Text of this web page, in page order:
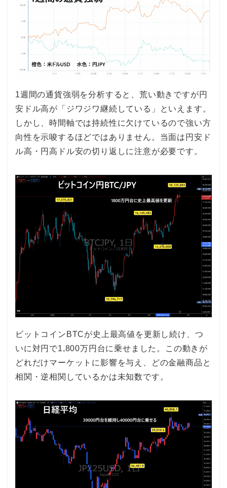
1週間の通貨強弱を分析すると、荒い動きですが円
安ドル高が「ジワジワ継続している」といえます。
しかし、時間軸では持続性に欠けているので強い方
向性を示唆するほどではありません。当面は円安ド
ル高・円高ドル安の切り返しに注意が必要です。
ビットコインBTCが史上最高値を更新し続け、つ
いに対円で1,800万円台に乗せました。この動きが
どれだけマーケットに影響を与え、どの金融商品と
相関・逆相関しているかは未知数です。